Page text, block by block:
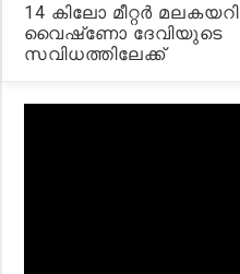
14 കിലോ മീറ്റര്‍ മലകയറി
വൈഷ്‌ണോ ദേവിയുടെ
സവിധത്തിലേക്ക്